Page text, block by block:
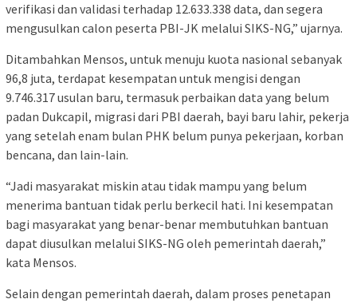
verifikasi dan validasi terhadap 12.633.338 data, dan segera
mengusulkan calon peserta PBI-JK melalui SIKS-NG,” ujarnya.
Ditambahkan Mensos, untuk menuju kuota nasional sebanyak
96,8 juta, terdapat kesempatan untuk mengisi dengan
9.746.317 usulan baru, termasuk perbaikan data yang belum
padan Dukcapil, migrasi dari PBI daerah, bayi baru lahir, pekerja
yang setelah enam bulan PHK belum punya pekerjaan, korban
bencana, dan lain-lain.
“Jadi masyarakat miskin atau tidak mampu yang belum
menerima bantuan tidak perlu berkecil hati. Ini kesempatan
bagi masyarakat yang benar-benar membutuhkan bantuan
dapat diusulkan melalui SIKS-NG oleh pemerintah daerah,”
kata Mensos.
Selain dengan pemerintah daerah, dalam proses penetapan